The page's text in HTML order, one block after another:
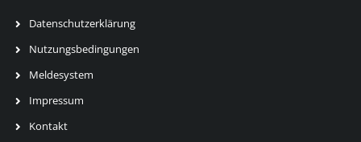
Datenschutzerklärung
Nutzungsbedingungen
Meldesystem
Impressum
Kontakt